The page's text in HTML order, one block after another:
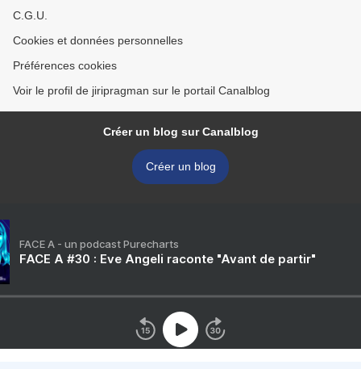
C.G.U.
Cookies et données personnelles
Préférences cookies
Voir le profil de jiripragman sur le portail Canalblog
Créer un blog sur Canalblog
Créer un blog
FACE A - un podcast Purecharts
FACE A #30 : Eve Angeli raconte "Avant de partir"